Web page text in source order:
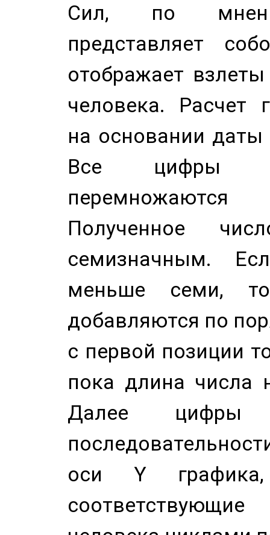
Сил, по
представляет
отображает
человека. Расчет
на основании
Все цифры
Полученное
семизначным.
меньше семи,
добавляются по
с первой позиции
пока длина числа
Далее цифры
оси Y